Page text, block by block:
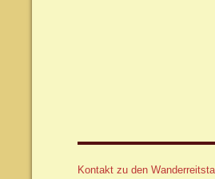
Kontakt zu den